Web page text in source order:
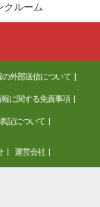
クルーム
外部送信について
に関する免責事項
記について
運営会社